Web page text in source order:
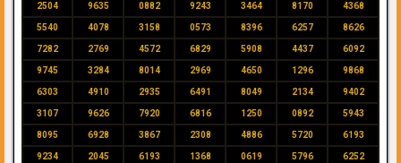
2504 9635 0882 9243 3464 8170 4368
5540 4078 3158 0573 8396 6257 8626
7282 2769 4572 6829 5908 4437 6092
9745 3284 8014 2969 4650 1296 9868
6303 4910 2935 6491 8049 2134 9402
3107 9626 7920 6816 1250 0892 5943
8095 6928 3867 2308 4886 5720 6193
9234 2045 6193 1368 0619 5796 6252